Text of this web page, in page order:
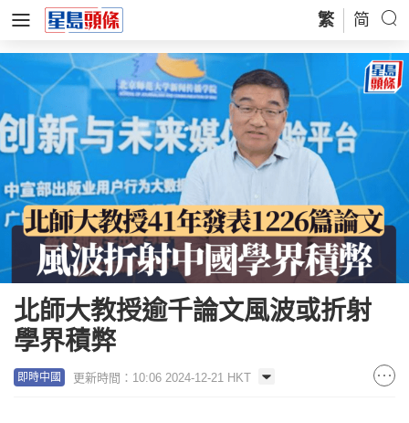
繁 简
北師大教授逾千論文風波或折射
學界積弊
即時中國 更新時間：10:06 2024-12-21 HKT